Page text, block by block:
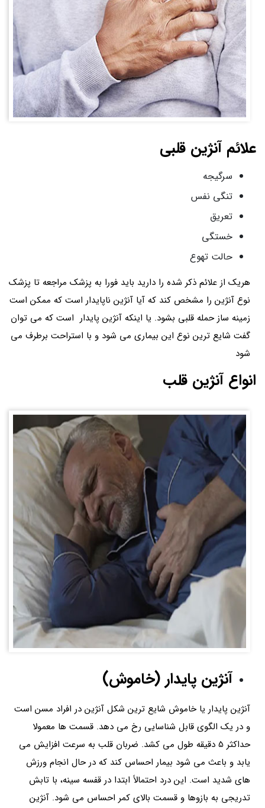
علائم آنژین قلبی
سرگیجه
تنگی نفس
تعریق
خستگی
حالت تهوع
هریک از علائم ذکر شده را دارید باید فورا به پزشک مراجعه تا پزشک
نوع آنژین را مشخص کند که آیا آنژین ناپایدار است که ممکن است
زمینه ساز حمله قلبی بشود. یا اینکه آنژین پایدار است که می توان
گفت شایع ترین نوع این بیماری می شود و با استراحت برطرف می
شود
انواع آنژین قلب
آنژین پایدار (خاموش)
آنژین پایدار یا خاموش شایع ترین شکل آنژین در افراد مسن است
و در یک الگوی قابل شناسایی رخ می دهد. قسمت ها معمولا
حداکثر 5 دقیقه طول می کشد. ضربان قلب به سرعت افزایش می
یابد و باعث می شود بیمار احساس کند که در حال انجام ورزش
های شدید است. این درد احتمالاً ابتدا در قفسه سینه، با تابش
تدریجی به بازوها و قسمت بالای کمر احساس می شود. آنژین